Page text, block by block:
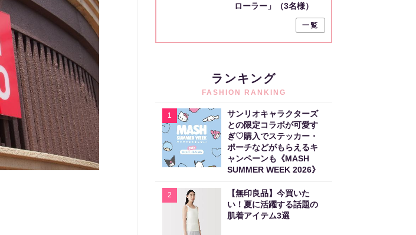
ローラー」（3名様）
一覧
ランキング
FASHION RANKING
1
サンリオキャラクターズ
との限定コラボが可愛す
ぎ♡購入でステッカー・
ポーチなどがもらえるキ
ャンペーンも《MASH
SUMMER WEEK 2026》
2
【無印良品】今買いた
い！夏に活躍する話題の
肌着アイテム3選